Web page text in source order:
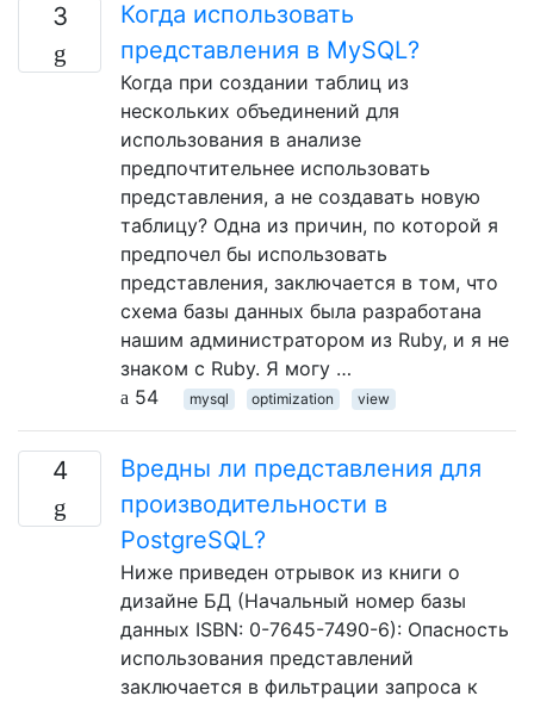
3
Когда использовать
представления в MySQL?
Когда при создании таблиц из
нескольких объединений для
использования в анализе
предпочтительнее использовать
представления, а не создавать новую
таблицу? Одна из причин, по которой я
предпочел бы использовать
представления, заключается в том, что
схема базы данных была разработана
нашим администратором из Ruby, и я не
знаком с Ruby. Я могу …
54
mysql optimization view
4
Вредны ли представления для
производительности в
PostgreSQL?
Ниже приведен отрывок из книги о
дизайне БД (Начальный номер базы
данных ISBN: 0-7645-7490-6): Опасность
использования представлений
заключается в фильтрации запроса к